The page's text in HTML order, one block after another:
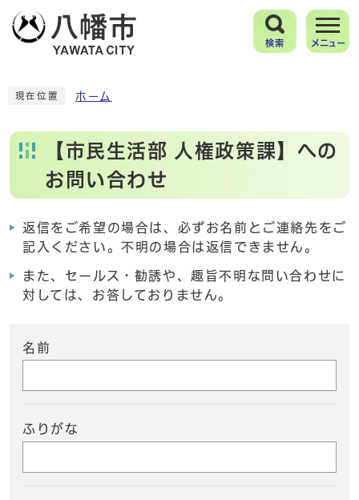
検索 メニュー
現在位置 ホーム
【市民生活部 人権政策課】への
お問い合わせ
返信をご希望の場合は、必ずお名前とご連絡先をご
記入ください。不明の場合は返信できません。
また、セールス・勧誘や、趣旨不明な問い合わせに
対しては、お答しておりません。
名前
ふりがな